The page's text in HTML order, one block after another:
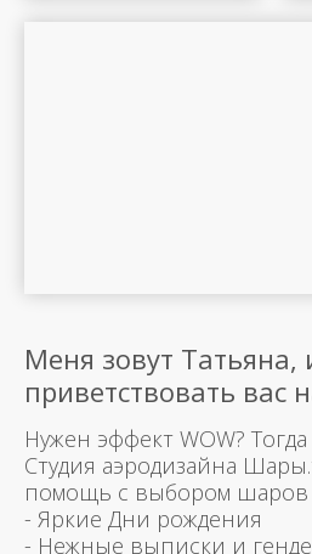
Меня зовут Татьяна,
приветствовать вас
Нужен эффект WOW?
Студия аэродизайна
помощь с выбором шаров
- Яркие Дни рождения
- Нежные выписки и